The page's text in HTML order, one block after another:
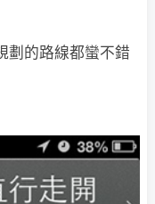
劃的路線都蠻不錯